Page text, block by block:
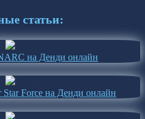
статьи:
на Денди онлайн
Star Force на Денди онлайн